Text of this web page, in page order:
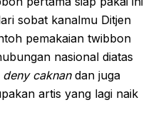
sobat kanalmu Ditjen
pemakaian twibbon
nasional diatas
deny caknandan juga
artis yang lagi naik